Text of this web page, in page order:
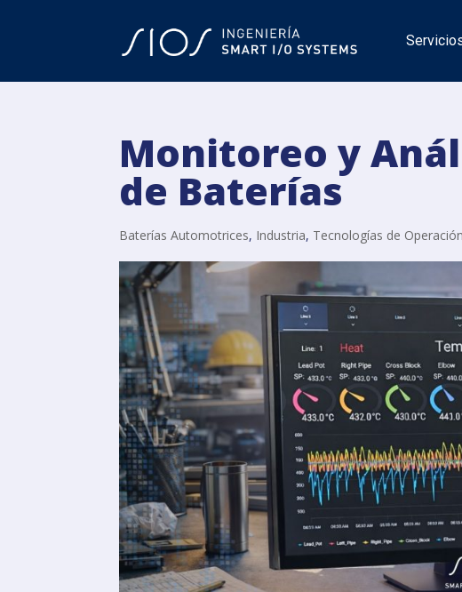
Monitoreo y
de Baterías
Baterías Automotrices, Industria, Tecnologías de Operación